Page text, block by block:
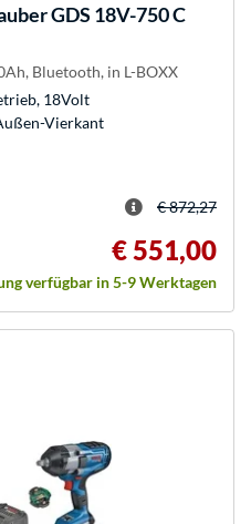
GDS 18V-750 C
Bluetooth, in L-BOXX
18Volt
Vierkant
€ 872,27
€ 551,00
verfügbar in 5-9 Werktagen